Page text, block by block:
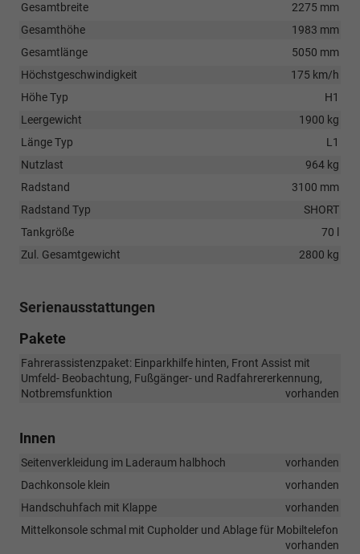
Gesamtbreite
2275 mm
Gesamthöhe
1983 mm
Gesamtlänge
5050 mm
Höchstgeschwindigkeit
175 km/h
Höhe Typ
H1
Leergewicht
1900 kg
Länge Typ
L1
Nutzlast
964 kg
Radstand
3100 mm
Radstand Typ
SHORT
Tankgröße
70 l
Zul. Gesamtgewicht
2800 kg
Serienausstattungen
Pakete
Fahrerassistenzpaket: Einparkhilfe hinten, Front Assist mit
Umfeld- Beobachtung, Fußgänger- und Radfahrererkennung,
Notbremsfunktion
vorhanden
Innen
Seitenverkleidung im Laderaum halbhoch
vorhanden
Dachkonsole klein
vorhanden
Handschuhfach mit Klappe
vorhanden
Mittelkonsole schmal mit Cupholder und Ablage für Mobiltelefon
vorhanden